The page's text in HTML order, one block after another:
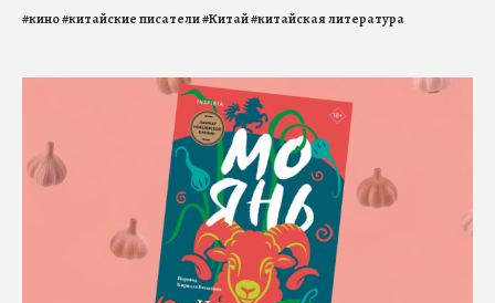
#кино#китайские писатели#Китай#китайская литература